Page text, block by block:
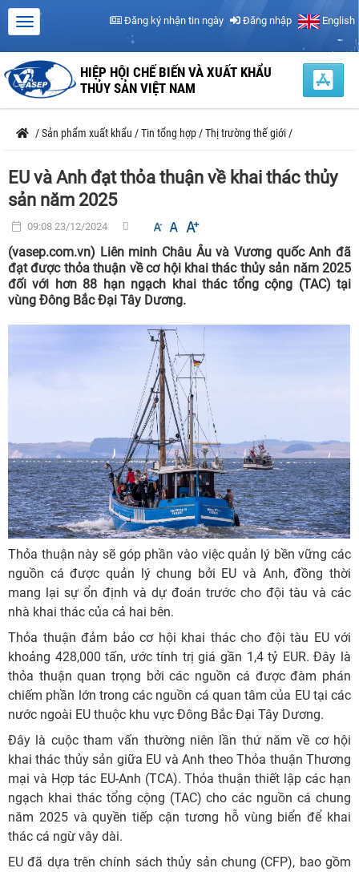
Đăng ký nhận tin ngày Đăng nhập English
HIỆP HỘI CHẾ BIẾN VÀ XUẤT KHẨU
THỦY SẢN VIỆT NAM
/Sản phẩm xuất khẩu /Tin tổng hợp /Thị trường thế giới /
EU và Anh đạt thỏa thuận về khai thác thủy
sản năm 2025
09:08 23/12/2024
(vasep.com.vn) Liên minh Châu Âu và Vương quốc Anh đã
đạt được thỏa thuận về cơ hội khai thác thủy sản năm 2025
đối với hơn 88 hạn ngạch khai thác tổng cộng (TAC) tại
vùng Đông Bắc Đại Tây Dương.
Thỏa thuận này sẽ góp phần vào việc quản lý bền vững các
nguồn cá được quản lý chung bởi EU và Anh, đồng thời
mang lại sự ổn định và dự đoán trước cho đội tàu và các
nhà khai thác của cả hai bên.
Thỏa thuận đảm bảo cơ hội khai thác cho đội tàu EU với
khoảng 428,000 tấn, ước tính trị giá gần 1,4 tỷ EUR. Đây là
thỏa thuận quan trọng bởi các nguồn cá được đàm phán
chiếm phần lớn trong các nguồn cá quan tâm của EU tại các
nước ngoài EU thuộc khu vực Đông Bắc Đại Tây Dương.
Đây là cuộc tham vấn thường niên lần thứ năm về cơ hội
khai thác thủy sản giữa EU và Anh theo Thỏa thuận Thương
mại và Hợp tác EU-Anh (TCA). Thỏa thuận thiết lập các hạn
ngạch khai thác tổng cộng (TAC) cho các nguồn cá chung
năm 2025 và quyền tiếp cận tương hỗ vùng biển để khai
thác cá ngừ vây dài.
EU đã dựa trên chính sách thủy sản chung (CFP), bao gồm